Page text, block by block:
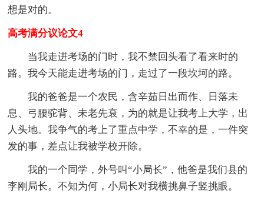
想是对的。
高考满分议论文4
当我走进考场的门时，我不禁回头看了看来时的
路。我今天能走进考场的门，走过了一段坎坷的路。
我的爸爸是一个农民，含辛茹日出而作、日落未
息、弓腰驼背、未老先衰，为的就是让我考上大学，出
人头地。我争气的考上了重点中学，不幸的是，一件突
发的事，差点让我被学校开除。
我的一个同学，外号叫“小局长”，他爸是我们县的
李刚局长。不知为何，小局长对我横挑鼻子竖挑眼。